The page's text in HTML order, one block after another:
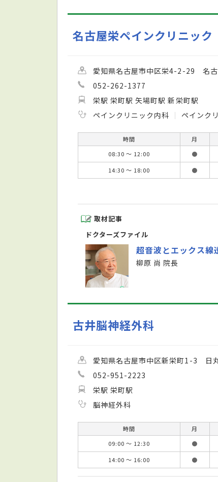
名古屋栄ペインクリニック
愛知県名古屋市中区栄4-2-29 名古
052-262-1377
栄駅 栄町駅 矢場町駅 新栄町駅
ペインクリニック内科
ペインク
時間 月
08:30 ～ 12:00
●
14:30 ～ 18:00
●
取材記事
ドクターズファイル
超音波とエックス線
柳原 尚 院長
古井脳神経外科
愛知県名古屋市中区新栄町1-3 日
052-951-2223
栄駅 栄町駅
脳神経外科
時間 月
09:00 ～ 12:30
●
14:00 ～ 16:00
●